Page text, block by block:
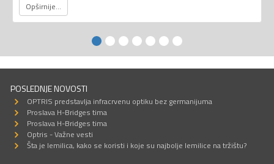
Opširnije...
POSLEDNJE NOVOSTI
OPTRIS predstavlja infracrvenu optiku bez germanijuma
Proslava H-Bridges tima
Proslava H-Bridges tima
Optris - Važne vesti
Šta je lemilica, kako se koristi i koje su najbolje lemilice na tržištu?